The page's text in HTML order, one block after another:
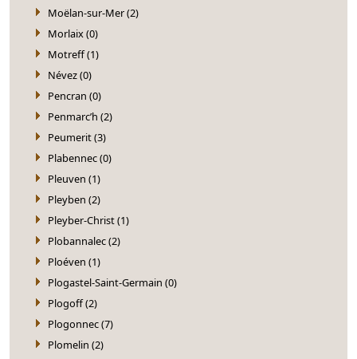
Moëlan-sur-Mer (2)
Morlaix (0)
Motreff (1)
Névez (0)
Pencran (0)
Penmarc’h (2)
Peumerit (3)
Plabennec (0)
Pleuven (1)
Pleyben (2)
Pleyber-Christ (1)
Plobannalec (2)
Ploéven (1)
Plogastel-Saint-Germain (0)
Plogoff (2)
Plogonnec (7)
Plomelin (2)